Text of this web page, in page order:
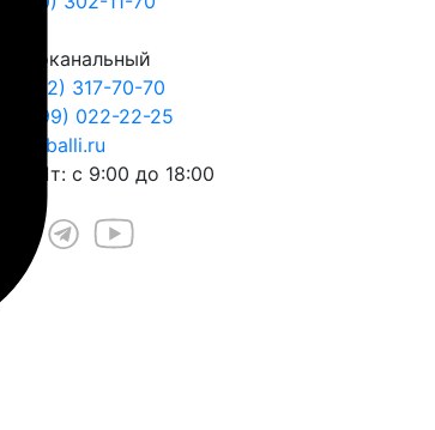
Многоканальный
+7 (812) 317-70-70
+7 (999) 022-22-25
play@balli.ru
Пн – Пт: с 9:00 до 18:00